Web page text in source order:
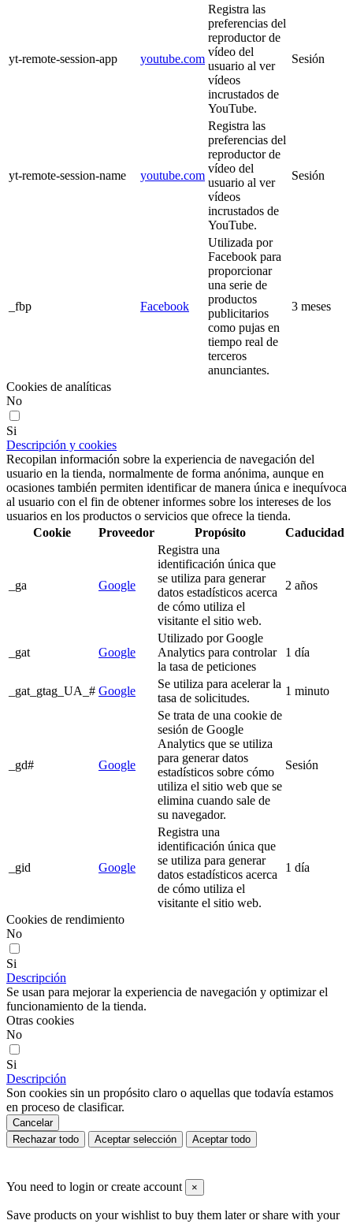
yt-remote-session-app youtube.com
Registra las
preferencias del
reproductor de
vídeo del
usuario al ver
vídeos
incrustados de
YouTube.
Sesión
yt-remote-session-name youtube.com
Registra las
preferencias del
reproductor de
vídeo del
usuario al ver
vídeos
incrustados de
YouTube.
Sesión
_fbp Facebook
Utilizada por
Facebook para
proporcionar
una serie de
productos
publicitarios
como pujas en
tiempo real de
terceros
anunciantes.
3 meses
Cookies de analíticas
No
Si
Descripción y cookies
Recopilan información sobre la experiencia de navegación del
usuario en la tienda, normalmente de forma anónima, aunque en
ocasiones también permiten identificar de manera única e inequívoca
al usuario con el fin de obtener informes sobre los intereses de los
usuarios en los productos o servicios que ofrece la tienda.
Cookie
Proveedor Propósito Caducidad
_ga Google
Registra una
identificación única que
se utiliza para generar
datos estadísticos acerca
de cómo utiliza el
visitante el sitio web.
2 años
_gat Google
Utilizado por Google
Analytics para controlar
la tasa de peticiones
1 día
_gat_gtag_UA_# Google
Se utiliza para acelerar la
tasa de solicitudes.
1 minuto
_gd# Google
Se trata de una cookie de
sesión de Google
Analytics que se utiliza
para generar datos
estadísticos sobre cómo
utiliza el sitio web que se
elimina cuando sale de
su navegador.
Sesión
_gid Google
Registra una
identificación única que
se utiliza para generar
datos estadísticos acerca
de cómo utiliza el
visitante el sitio web.
1 día
Cookies de rendimiento
No
Si
Descripción
Se usan para mejorar la experiencia de navegación y optimizar el
funcionamiento de la tienda.
Otras cookies
No
Si
Descripción
Son cookies sin un propósito claro o aquellas que todavía estamos
en proceso de clasificar.
Cancelar
Rechazar todo
Aceptar selección Aceptar todo
You need to login or create account ×
Save products on your wishlist to buy them later or share with your